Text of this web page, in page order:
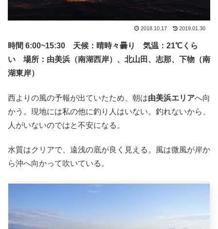
2018.10.17 2019.01.30
時間 6:00~15:30 天候：晴時々曇り 気温：21℃くら
い 場所：由美浜（南湖西岸）、北山田、志那、下物（南
湖東岸）
西よりの風の予報が出ていたため、朝は由美浜エリアへ向
かう。現地には私の他に釣り人はいない。釣れないから、
人がいないのではと不安になる。
水質はクリアで、遠浅の底が良く見える。風は微風が岸か
ら沖へ向かって吹いている。